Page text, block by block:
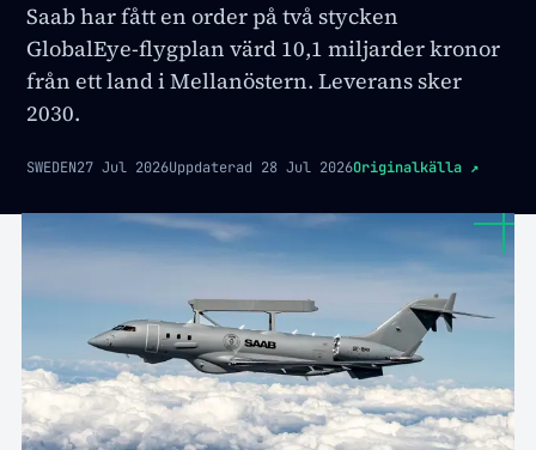
Saab har fått en order på två stycken
GlobalEye-flygplan värd 10,1 miljarder kronor
från ett land i Mellanöstern. Leverans sker
2030.
SWEDEN27 Jul 2026Uppdaterad 28 Jul 2026Originalkälla ↗